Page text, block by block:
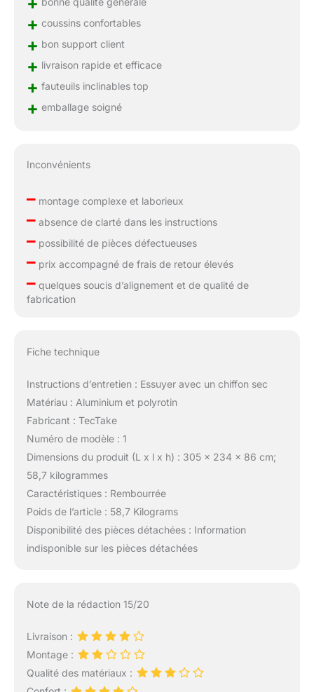
+ coussins confortables
+ bon support client
+ livraison rapide et efficace
+ fauteuils inclinables top
+ emballage soigné
Inconvénients
–montage complexe et laborieux
–absence de clarté dans les instructions
–possibilité de pièces défectueuses
–prix accompagné de frais de retour élevés
–quelques soucis d’alignement et de qualité de
fabrication
Fiche technique
Instructions d’entretien : Essuyer avec un chiffon sec
Matériau : Aluminium et polyrotin
Fabricant : TecTake
Numéro de modèle : 1
Dimensions du produit (L x l x h) : 305 x 234 x 86 cm;
58,7 kilogrammes
Caractéristiques : Rembourrée
Poids de l’article : 58,7 Kilograms
Disponibilité des pièces détachées : Information
indisponible sur les pièces détachées
Note de la rédaction 15/20
Livraison :
Montage :
Qualité des matériaux :